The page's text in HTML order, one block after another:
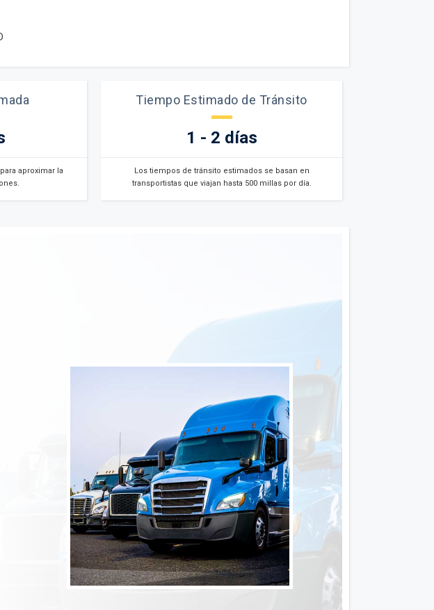
aproximar la
Tiempo Estimado de Tránsito
1 - 2 días
Los tiempos de tránsito estimados se basan en
transportistas que viajan hasta 500 millas por día.